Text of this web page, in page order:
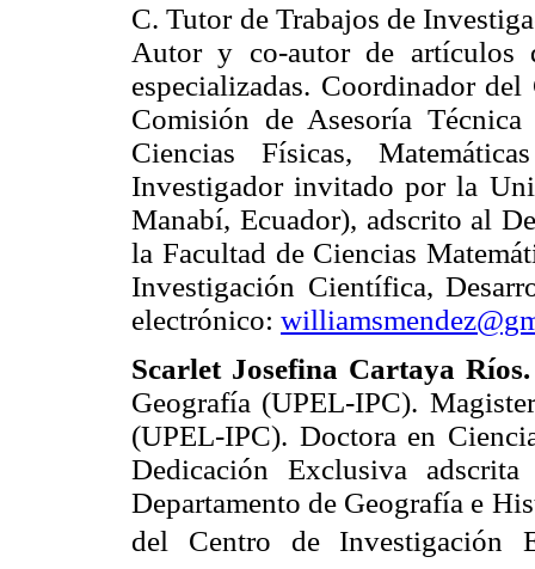
C. Tutor de Trabajos de
Autor y co-autor de artículos
especializadas. Coordinador
Comisión de Asesoría
Ciencias Físicas,
Investigador invitado por la
Manabí, Ecuador), adscrito al
la Facultad de Ciencias
Investigación Científica,
electrónico:
Scarlet Josefina Cartaya Ríos.
Geografía (UPEL-IPC).
(UPEL-IPC). Doctora en
Dedicación Exclusiva
Departamento de Geografía e
del Centro de Investigación